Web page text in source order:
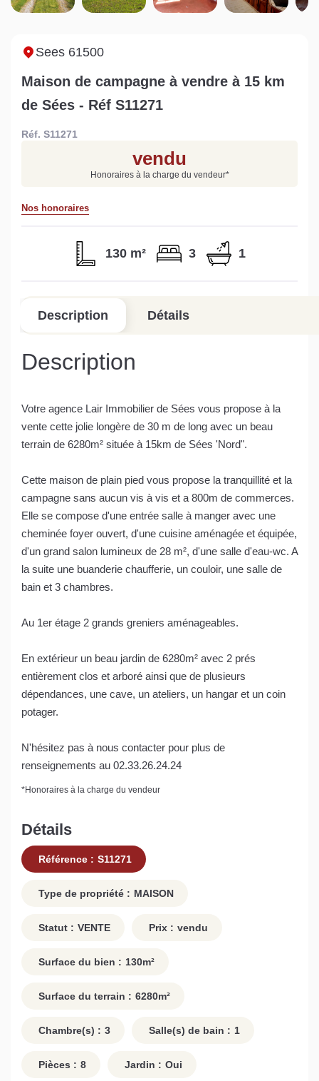
Sarthe pour booster sa
quelles sont les
Estimez votre bien en ligne.
en quelques clics.
Sees 61500
Maison de campagne à vendre à 15 km
de Sées - Réf S11271
Réf. S11271
vendu
Honoraires à la charge du vendeur*
Nos honoraires
130 m² 3 1
Description Détails
Description
Votre agence Lair Immobilier de Sées vous propose à la
vente cette jolie longère de 30 m de long avec un beau
terrain de 6280m² située à 15km de Sées 'Nord".
Cette maison de plain pied vous propose la tranquillité et la
campagne sans aucun vis à vis et a 800m de commerces.
Elle se compose d'une entrée salle à manger avec une
cheminée foyer ouvert, d'une cuisine aménagée et équipée,
d'un grand salon lumineux de 28 m², d'une salle d'eau-wc. A
la suite une buanderie chaufferie, un couloir, une salle de
bain et 3 chambres.
Au 1er étage 2 grands greniers aménageables.
En extérieur un beau jardin de 6280m² avec 2 prés
entièrement clos et arboré ainsi que de plusieurs
dépendances, une cave, un ateliers, un hangar et un coin
potager.
N'hésitez pas à nous contacter pour plus de
renseignements au 02.33.26.24.24
*Honoraires à la charge du vendeur
Détails
Référence : S11271
Type de propriété : MAISON
Statut : VENTE Prix : vendu
Surface du bien : 130m²
Surface du terrain : 6280m²
Chambre(s) : 3 Salle(s) de bain : 1
Pièces : 8 Jardin : Oui